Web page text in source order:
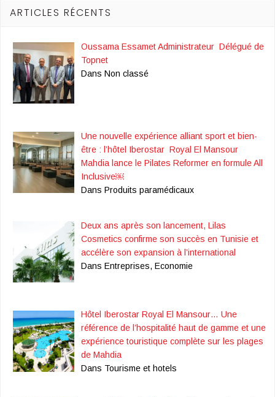
ARTICLES RÉCENTS
Oussama Essamet Administrateur Délégué de
Topnet
Dans Non classé
Une nouvelle expérience alliant sport et bien-
être : l’hôtel Iberostar Royal El Mansour
Mahdia lance le Pilates Reformer en formule All
Inclusive￼
Dans Produits paramédicaux
Deux ans après son lancement, Lilas
Cosmetics confirme son succès en Tunisie et
accélère son expansion à l’international
Dans Entreprises, Economie
Hôtel Iberostar Royal El Mansour… Une
référence de l’hospitalité haut de gamme et une
expérience touristique complète sur les plages
de Mahdia
Dans Tourisme et hotels